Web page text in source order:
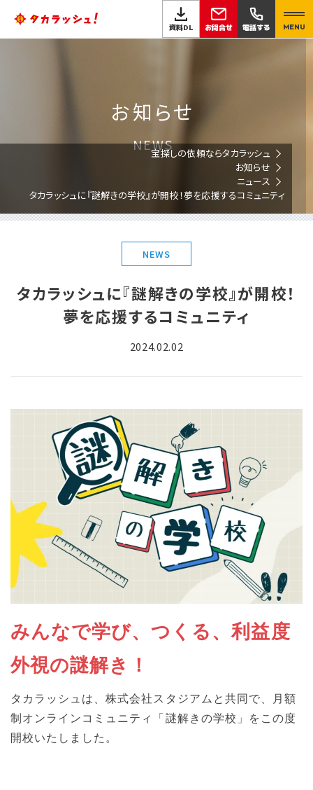
資料DL お問合せ 電話する MENU
お知らせ
NEWS宝探しの依頼ならタカラッシュ
お知らせ
ニュース
タカラッシュに『謎解きの学校』が開校！夢を応援するコミュニティ
NEWS
タカラッシュに『謎解きの学校』が開校！
夢を応援するコミュニティ
2024.02.02
みんなで学び、つくる、利益度
外視の謎解き！
タカラッシュは、株式会社スタジアムと共同で、月額
制オンラインコミュニティ「謎解きの学校」をこの度
開校いたしました。